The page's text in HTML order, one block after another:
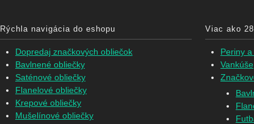
Rýchla navigácia do eshopu
Dopredaj značkových obliečok
Bavlnené obliečky
Saténové obliečky
Flanelové obliečky
Krepové obliečky
Mušelínové obliečky
Viac ako
Periny
Vankúše